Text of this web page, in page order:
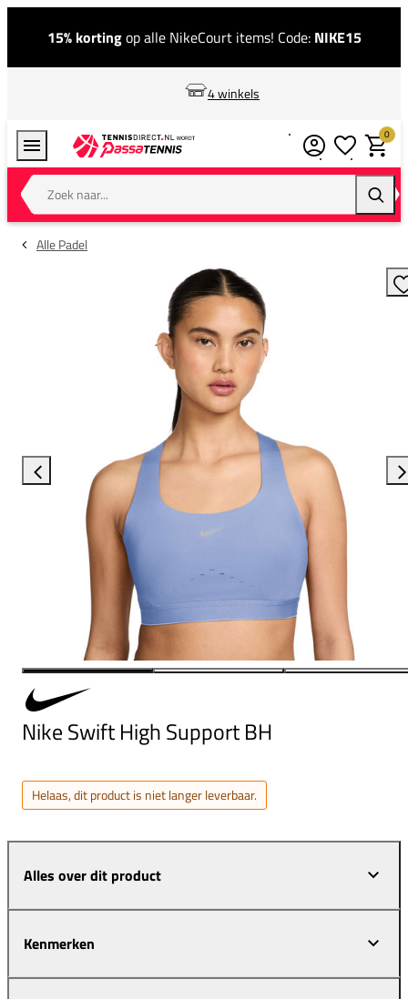
15% kortingop alle NikeCourt items! Code: NIKE15
4 winkels
Zoek naar...
0
Alle Padel
Nike Swift High Support BH
Helaas, dit product is niet langer leverbaar.
Alles over dit product
Kenmerken